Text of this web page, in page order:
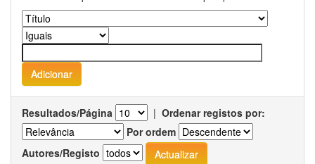
Resultados/Página | Ordenar registos por:
Por ordem
Autores/Registo